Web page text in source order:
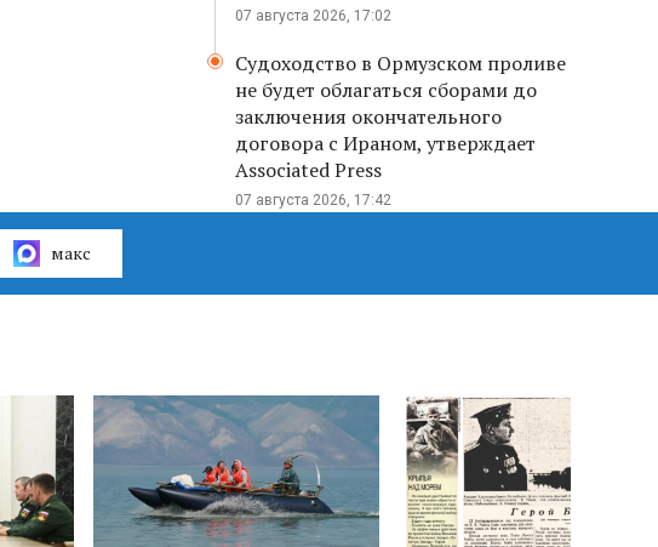
07 августа 2026, 17:02
Судоходство в Ормузском проливе
не будет облагаться сборами до
заключения окончательного
договора с Ираном, утверждает
Associated Press
07 августа 2026, 17:42
макс